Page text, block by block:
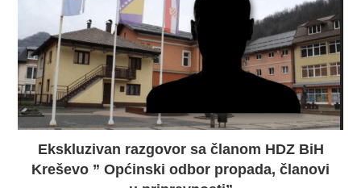
Ekskluzivan razgovor sa članom HDZ BiH
Kreševo ” Općinski odbor propada, članovi